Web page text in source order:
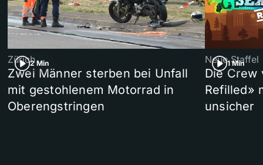
2 Min
Zürich
Zwei Männer sterben bei Unfall
mit gestohlenem Motorrad in
Oberengstringen
1 Min
Neue Staffel
Die Crew
Refilled»
unsicher